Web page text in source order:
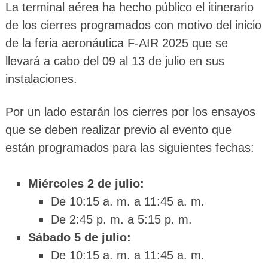
La terminal aérea ha hecho público el itinerario
de los cierres programados con motivo del inicio
de la feria aeronáutica F-AIR 2025 que se
llevará a cabo del 09 al 13 de julio en sus
instalaciones.
Por un lado estarán los cierres por los ensayos
que se deben realizar previo al evento que
están programados para las siguientes fechas:
Miércoles 2 de julio:
De 10:15 a. m. a 11:45 a. m.
De 2:45 p. m. a 5:15 p. m.
Sábado 5 de julio:
De 10:15 a. m. a 11:45 a. m.